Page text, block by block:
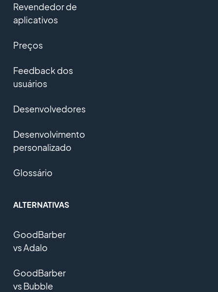
Revendedor de
aplicativos
Preços
Feedback dos
usuários
Desenvolvedores
Desenvolvimento
personalizado
Glossário
ALTERNATIVAS
GoodBarber
vs Adalo
GoodBarber
vs Bubble